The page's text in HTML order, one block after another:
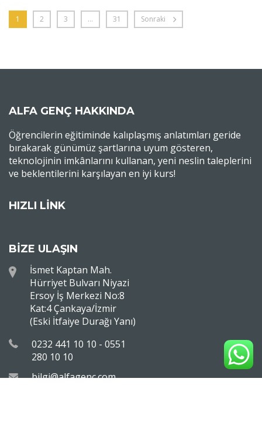
1 2 3 … 31 Sonraki
ALFA GENÇ HAKKINDA
Öğrencilerin eğitiminde kalıplaşmış anlatımları geride
bırakarak günümüz şartlarına uyum gösteren,
teknolojinin imkânlarını kullanan, yeni neslin taleplerini
ve beklentilerini karşılayan en iyi kurs!
HIZLI LİNK
BİZE ULAŞIN
İsmet Kaptan Mah.
Hürriyet Bulvarı Niyazi
Ersoy İş Merkezi No:8
Kat:4 Çankaya/İzmir
(Eski İtfaiye Durağı Yanı)
0232 441 10 10 - 0551
280 10 10
bilgi@alfagenc.com